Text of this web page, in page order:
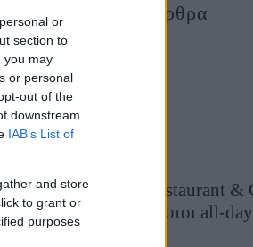
or
section to
you may
or personal
out of the
downstream
IAB’s List of
and store
to grant or
purposes
Τελευταία Άρθρα
Grand Asia Restaurant &
Club: Οι απόλυτοι all-